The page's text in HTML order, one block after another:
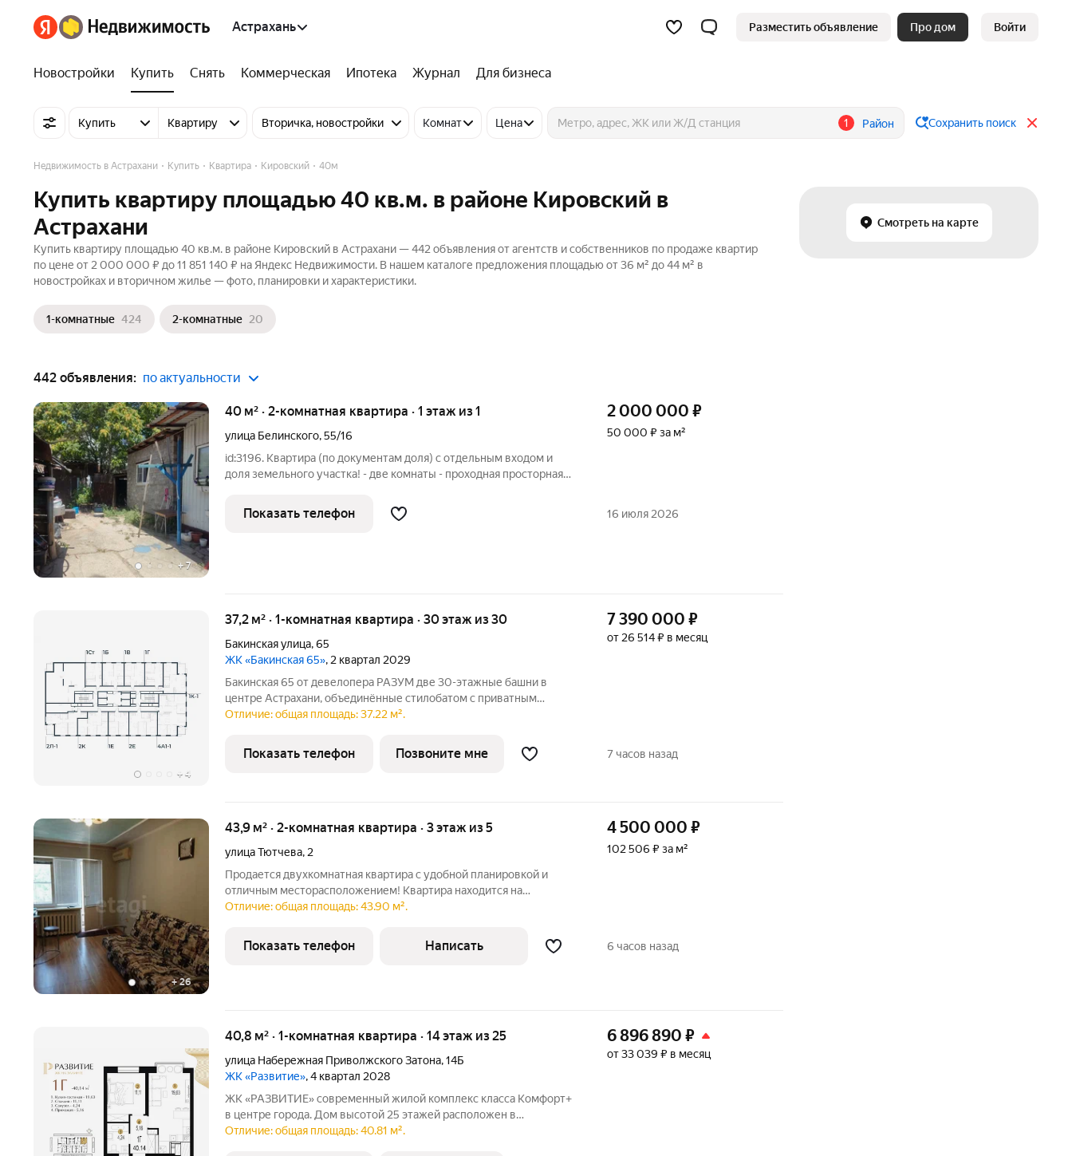
Астрахань Разместить объявление Про дом Войти
Новостройки Купить Снять Коммерческая Ипотека Журнал Для бизнеса
Купить Квартиру Вторичка, новостройки Комнат Цена 1 Район Сохранить поиск
Смотреть на карте
Недвижимость в Астрахани Купить Квартира Кировский 40м
Купить квартиру площадью 40 кв.м. в районе Кировский в
Астрахани
Купить квартиру площадью 40 кв.м. в районе Кировский в Астрахани — 442 объявления от агентств и собственников по продаже квартир
по цене от 2 000 000 ₽ до 11 851 140 ₽ на Яндекс Недвижимости. В нашем каталоге предложения площадью от 36 м² до 44 м² в
новостройках и вторичном жилье — фото, планировки и характеристики.
1-комнатные 424 2-комнатные 20
442 объявления: по актуальности
+7
40 м² · 2-комнатная квартира · 1 этаж из 1
улица Белинского,55/16
id:3196. Квартира (по документам доля) с отдельным входом и
доля земельного участка! - две комнаты - проходная просторная
Натяжные потолки и чистые обои! Один взрослый собственник!
2 000 000 ₽
50 000 ₽ за м²
Показать телефон 16 июля 2026
+ 4
37,2 м² · 1-комнатная квартира · 30 этаж из 30
Бакинская улица,65
ЖК «Бакинская 65», 2 квартал 2029
Бакинская 65 от девелопера РАЗУМ две 30-этажные башни в
центре Астрахани, объединённые стилобатом с приватным
двором-парком и собственной торговой галереей. В пешей
идеальные условия для
7 390 000 ₽
от 26 514 ₽ в месяц
Отличие: общая площадь: 37.22 м².
Показать телефон Позвоните мне 7 часов назад
+26
43,9 м² · 2-комнатная квартира · 3 этаж из 5
улица Тютчева, 2
Продается двухкомнатная квартира с удобной планировкой и
отличным месторасположением! Квартира находится на
комфортном третьем этаже пятиэтажного панельного дома. Две
В одной из комнат есть
4 500 000 ₽
102 506 ₽ за м²
Отличие: общая площадь: 43.90 м².
Показать телефон Написать 6 часов назад
40,8 м² · 1-комнатная квартира · 14 этаж из 25
улица Набережная Приволжского Затона,14Б
ЖК «Развитие», 4 квартал 2028
ЖК «РАЗВИТИЕ» современный жилой комплекс класса Комфорт+
в центре города. Дом высотой 25 этажей расположен в
престижной локации на Эллинге. В ЖК «РАЗВИТИЕ» уникальные
6 896 890 ₽
от 33 039 ₽ в месяц
Отличие: общая площадь: 40.81 м².